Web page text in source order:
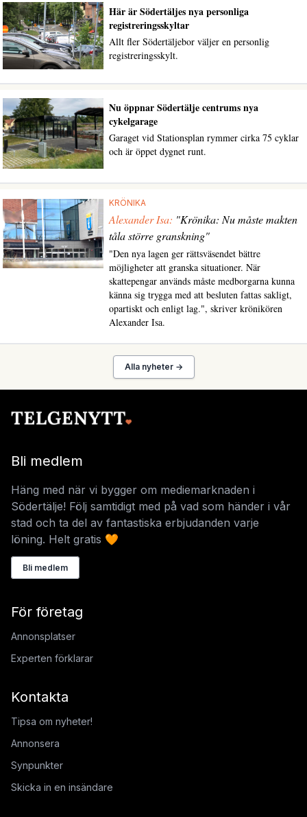
Här är Södertäljes nya personliga
registreringsskyltar
Allt fler Södertäljebor väljer en personlig
registreringsskylt.
Nu öppnar Södertälje centrums nya
cykelgarage
Garaget vid Stationsplan rymmer cirka 75 cyklar
och är öppet dygnet runt.
KRÖNIKA
Alexander Isa: "Krönika: Nu måste makten
tåla större granskning"
"Den nya lagen ger rättsväsendet bättre
möjligheter att granska situationer. När
skattepengar används måste medborgarna kunna
känna sig trygga med att besluten fattas sakligt,
opartiskt och enligt lag.", skriver krönikören
Alexander Isa.
Alla nyheter →
Bli medlem
Häng med när vi bygger om mediemarknaden i
Södertälje! Följ samtidigt med på vad som händer i vår
stad och ta del av fantastiska erbjudanden varje
löning. Helt gratis 🧡
Bli medlem
För företag
Annonsplatser
Experten förklarar
Kontakta
Tipsa om nyheter!
Annonsera
Synpunkter
Skicka in en insändare